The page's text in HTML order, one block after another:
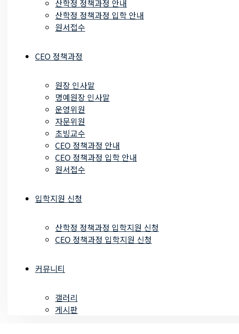
산학정 정책과정 안내
산학정 정책과정 입학 안내
원서접수
CEO 정책과정
원장 인사말
명예원장 인사말
운영위원
자문위원
초빙교수
CEO 정책과정 안내
CEO 정책과정 입학 안내
원서접수
입학지원 신청
산학정 정책과정 입학지원 신청
CEO 정책과정 입학지원 신청
커뮤니티
갤러리
게시판